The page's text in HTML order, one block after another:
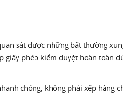
sát được những bất thường
giấy phép kiểm duyệt hoàn toàn
chóng, không phải xếp hàng